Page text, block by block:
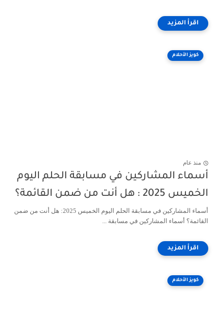
كويز الأحلام
منذ عام
أسماء المشاركين في مسابقة الحلم اليوم
الخميس 2025 : هل أنت من ضمن القائمة؟
أسماء المشاركين في مسابقة الحلم اليوم الخميس 2025: هل أنت من ضمن
القائمة؟ أسماء المشاركين في مسابقة ...
كويز الأحلام